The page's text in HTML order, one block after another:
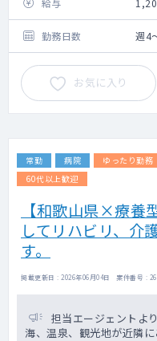
給与
勤務日数 週4
お気に入り
常勤 病院 ゆったり勤務
60代以上歓迎
【和歌山県×療養
してリハビリ、介
す。
掲載更新日 : 2026年06月04日 案件番号 :
担当エージェントより
海、温泉、観光地が近隣に